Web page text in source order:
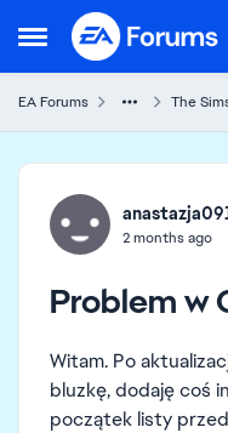
Open Side Menu
Skip to content
EA Forums The
Forum
2 months ago
Problem w
Witam. Po
bluzkę, dodaję coś
początek listy